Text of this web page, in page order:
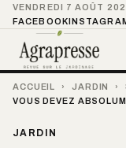
VENDREDI 7 AOÛT
FACEBOOK
ACCUEIL › JARDIN ›
VOUS DEVEZ
JARDIN